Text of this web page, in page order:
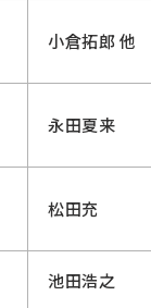
小倉拓郎 他
永田夏来
松田充
池田浩之